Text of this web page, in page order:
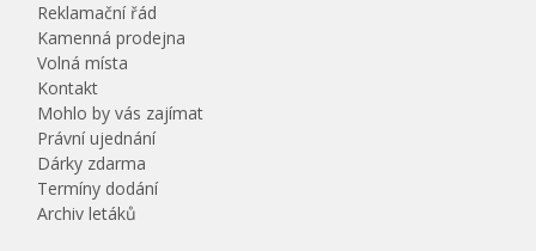
Reklamační řád
Kamenná prodejna
Volná místa
Kontakt
Mohlo by vás zajímat
Právní ujednání
Dárky zdarma
Termíny dodání
Archiv letáků